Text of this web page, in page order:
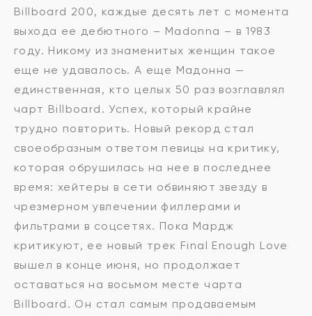
Billboard 200, каждые десять лет с момента
выхода ее дебютного – Madonna – в 1983
году. Никому из знаменитых женщин такое
еще не удавалось. А еще Мадонна —
единственная, кто целых 50 раз возглавлял
чарт Billboard. Успех, который крайне
трудно повторить. Новый рекорд стал
своеобразным ответом певицы на критику,
которая обрушилась на нее в последнее
время: хейтеры в сети обвиняют звезду в
чрезмерном увлечении филлерами и
фильтрами в соцсетях. Пока Мардж
критикуют, ее новый трек Final Enough Love
вышел в конце июня, но продолжает
оставаться на восьмом месте чарта
Billboard. Он стал самым продаваемым